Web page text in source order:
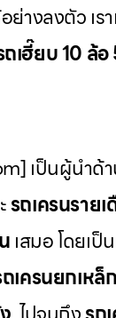
ย่างลงตัว เร
ถเฮี๊ยบ 10 ล้
เป็นผู้นำด้
รถเครนราย
เสมอ โดยเป็
เครนยกเหล็ก